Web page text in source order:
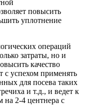
повысить
уплотнение
операций
затраты, но и
качество
с успехом применять
для посева таких
и т.д., и ведет к
2-4 центнера с